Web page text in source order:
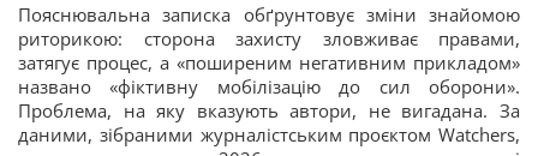
Пояснювальна записка обґрунтовує зміни знайомою
риторикою: сторона захисту зловживає правами,
затягує процес, а «поширеним негативним прикладом»
названо «фіктивну мобілізацію до сил оборони».
Проблема, на яку вказують автори, не вигадана. За
даними, зібраними журналістським проєктом Watchers,